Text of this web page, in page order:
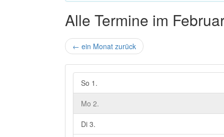
Alle Termine im
← ein Monat zurück
So 1.
Mo 2.
Di 3.